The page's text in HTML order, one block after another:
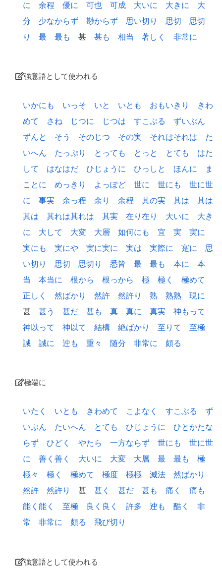
に
余程 優に 可也 可成 大いに 大きに
大
分
少なからず 尠からず 思い切り 思切
思切
り
最 最も 甚 甚も 相当 著しく 非常に
強意語として使われる
いかにも いっそ いと いとも おもいきり
きわ
めて
さね じつに じつは すこぶる
ずいぶん
ずんと
そう そのじつ その実 それはそれは
た
いへん
たっぷり とっても とっと とても
はた
して
はなはだ ひじょうに ひっしと ほんに
ま
ことに
めっきり よっぽど 世に 世にも
世に世
に
事実 余っ程 余り 余程 其の実 其は
其は
其は
其れは其れは 其実 在り在り 大いに
大き
に
大して 大変 大層 如何にも 宜 実
実に
実にも
実にや 実に実に 実は 実際に 寔に
思
い切り
思切 思切り 悉皆 最 最も 本に
本
当
本当に 根から 根っから 極 極く
極めて
正しく
然ばかり 然許 然許り 熟 熟熟
現に
甚 甚う 甚だ 甚も 真 真に 真実
神もって
神以って
神以て 結構 絶ばかり 至りて
至極
誠
誠に 迚も 重々 随分 非常に 頗る
極端に
いたく いとも きわめて こよなく すこぶる
ず
いぶん
たいへん とても ひじょうに
ひとかたな
らず
ひどく やたら 一方ならず 世にも
世に世
に
善く善く 大いに 大変 大層 最 最も
極
極々
極く 極めて 極度 極極 滅法
然ばかり
然許
然許り 甚 甚く 甚だ 甚も 痛く
痛も
能く能く
至極 良く良く 許多 迚も 酷く
非
常
非常に 頗る 飛び切り
強意語として使われる